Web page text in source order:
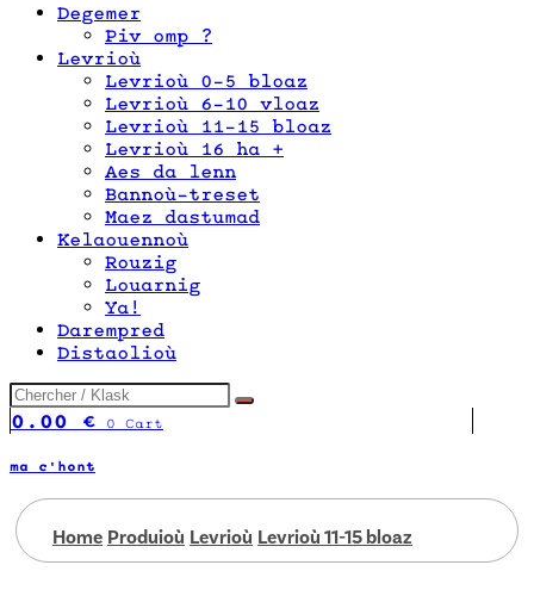
Degemer
Piv omp ?
Levrioù
Levrioù 0-5 bloaz
Levrioù 6-10 vloaz
Levrioù 11-15 bloaz
Levrioù 16 ha +
Aes da lenn
Bannoù-treset
Maez dastumad
Kelaouennoù
Rouzig
Louarnig
Ya!
Darempred
Distaolioù
0.00 € 0 Cart
ma c'hont
Home Produioù Levrioù Levrioù 11-15 bloaz